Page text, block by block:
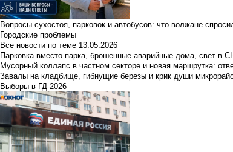
Вопросы сухостоя, парковок и автобусов: что волжане
Городские проблемы
Все новости по теме 13.05.2026
Парковка вместо парка, брошенные аварийные дома, свет в
Мусорный коллапс в частном секторе и новая маршрутка:
Завалы на кладбище, гибнущие березы и крик души
Выборы в ГД-2026